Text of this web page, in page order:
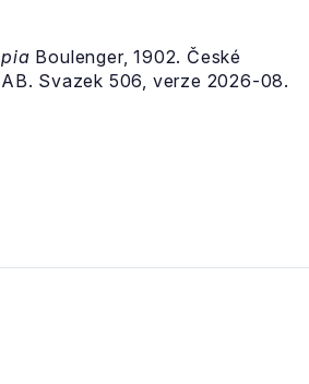
Boulenger, 1902. České
Svazek 506, verze 2026-08.